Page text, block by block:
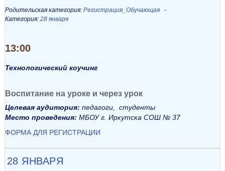
Родительская категория: Регистрация_Обучающая
Категория: 28 января
13:00
Технологический коучинг
Воспитание на уроке и через урок
Целевая аудитория: педагоги, студенты
Место проведения: МБОУ г. Иркутска СОШ № 37
ФОРМА ДЛЯ РЕГИСТРАЦИИ
28 ЯНВАРЯ